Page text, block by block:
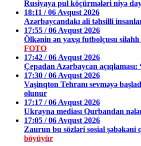
Rusiyaya pul köçürmələri niyə
18:11 / 06 Avqust 2026
Azərbaycandakı ali təhsilli
17:55 / 06 Avqust 2026
Ölkənin ən yaxşı futbolçusu
FOTO
17:42 / 06 Avqust 2026
Çepadan Azərbaycan
17:30 / 06 Avqust 2026
Vaşinqton Tehranı sevməyə
olunur
17:17 / 06 Avqust 2026
Ukrayna mediası Qurbandan
17:05 / 06 Avqust 2026
Zaurun bu sözləri sosial şəbəkəni
böyüyür